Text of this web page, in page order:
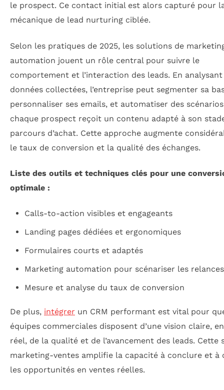
le prospect. Ce contact initial est alors capturé pour
mécanique de lead nurturing ciblée.
Selon les pratiques de 2025, les solutions de
automation jouent un rôle central pour suivre le
comportement et l’interaction des leads. En
données collectées, l’entreprise peut segmenter sa
personnaliser ses emails, et automatiser des
chaque prospect reçoit un contenu adapté à son
parcours d’achat. Cette approche augmente
le taux de conversion et la qualité des échanges.
Liste des outils et techniques clés pour une
optimale :
Calls-to-action visibles et engageants
Landing pages dédiées et ergonomiques
Formulaires courts et adaptés
Marketing automation pour scénariser les relances
Mesure et analyse du taux de conversion
De plus, intégrer un CRM performant est vital pour
équipes commerciales disposent d’une vision claire,
réel, de la qualité et de l’avancement des leads. Cette
marketing-ventes amplifie la capacité à conclure et à
les opportunités en ventes réelles.